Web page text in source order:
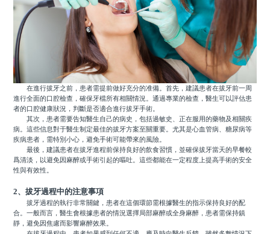
在進行拔牙之前，患者需提前做好充分的准備。首先，建議患者在拔牙前一周
進行全面的口腔檢查，確保牙檔所有相關情況。通過專業的檢查，醫生可以評估患
者的口腔健康狀況，判斷是否適合進行拔牙手術。
其次，患者需要告知醫生自己的病史，包括過敏史、正在服用的藥物及相關疾
病。這些信息對于醫生制定最佳的拔牙方案至關重要。尤其是心血管病、糖尿病等
疾病患者，需特別小心，避免手術可能帶來的風險。
最後，建議患者在拔牙進程前保持良好的飲食習慣，並確保拔牙當天的早餐較
爲清淡，以避免因麻醉或手術引起的嘔吐。這些都能在一定程度上提高手術的安全
性與有效性。
2、拔牙過程中的注意事項
拔牙過程的執行非常關鍵，患者在這個環節需根據醫生的指示保持良好的配
合。一般而言，醫生會根據患者的情況選擇局部麻醉或全身麻醉，患者需保持鎮
靜，避免因焦慮而影響麻醉效果。